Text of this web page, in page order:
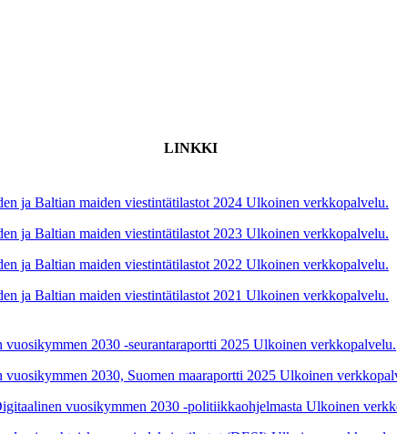
LINKKI
ja Baltian maiden viestintätilastot 2024 Ulkoinen verkkopalvelu.
ja Baltian maiden viestintätilastot 2023 Ulkoinen verkkopalvelu.
ja Baltian maiden viestintätilastot 2022 Ulkoinen verkkopalvelu.
ja Baltian maiden viestintätilastot 2021 Ulkoinen verkkopalvelu.
vuosikymmen 2030 -seurantaraportti 2025 Ulkoinen verkkopalvelu.
vuosikymmen 2030, Suomen maaraportti 2025 Ulkoinen
vuosikymmen 2030 -politiikkaohjelmasta Ulkoinen